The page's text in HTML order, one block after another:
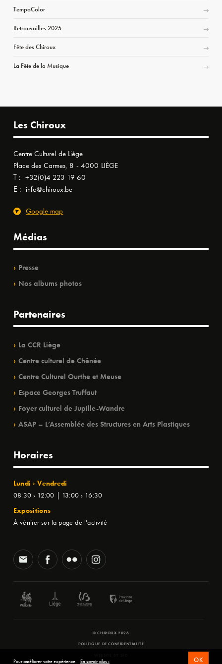
TempoColor
Retrouvailles 2025
Fête des Chiroux
La Fête de la Musique
Les Chiroux
Centre Culturel de Liège
Place des Carmes, 8 - 4000 LIÈGE
T : +32(0)4 223 19 60
E : info@chiroux.be
Google map
Médias
Presse
Nos albums photos
Partenaires
La CCR Liège
Centre culturel de Chênée
Centre Culturel Ourthe et Meuse
Espace Georges Truffaut
Foyer culturel de Jupille-Wandre
ASAP – L’Assemblée des Structures en Arts Plastiques
Horaires
Lundi › Vendredi
08:30 › 12:00 | 13:00 › 16:30
Expositions
À vérifier sur la page de l'activité
© CHIROUX 2026
POLITIQUE DE CONFIDENTIALITÉ
Pour améliorer votre expérience. En savoir plus › OK